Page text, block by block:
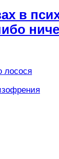
в
лосося